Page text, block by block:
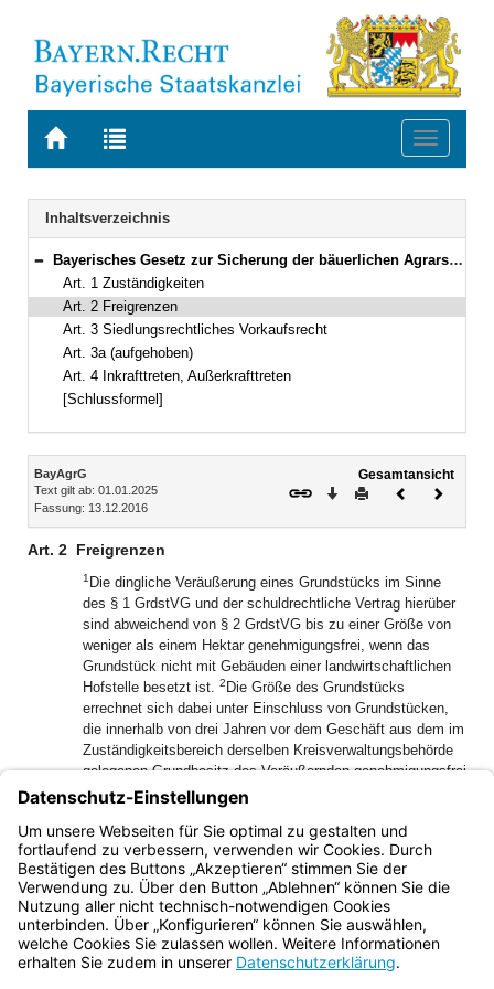
Zur
BAYERN.RECHT
Zur
letzten
Suche
Toggle
Navigation
Inhaltsverzeichnis
Bereich reduzieren
Bayerisches Gesetz zur Sicherung der bäuerlichen Agrarstruktur (Bayerisches Agrarstrukturgesetz – BayAgrG) Vom 13. Dezember 2016 (GVBl. S. 347) BayRS 7810-1-L (Art. 1–4)
Art. 1 Zuständigkeiten
Art. 2 Freigrenzen
Art. 3 Siedlungsrechtliches Vorkaufsrecht
Art. 3a (aufgehoben)
Art. 4 Inkrafttreten, Außerkrafttreten
[Schlussformel]
Inhalt
BayAgrG
Text gilt ab: 01.01.2025
Fassung: 13.12.2016
Gesamtansicht
Download
DruckenVorheriges
Art. 2 Freigrenzen
1 Die dingliche Veräußerung eines Grundstücks im Sinne
des § 1 GrdstVG und der schuldrechtliche Vertrag hierüber
sind abweichend von § 2 GrdstVG bis zu einer Größe von
weniger als einem Hektar genehmigungsfrei, wenn das
Grundstück nicht mit Gebäuden einer landwirtschaftlichen
Hofstelle besetzt ist. 2 Die Größe des Grundstücks
errechnet sich dabei unter Einschluss von Grundstücken,
die innerhalb von drei Jahren vor dem Geschäft aus dem im
Zuständigkeitsbereich derselben Kreisverwaltungsbehörde
gelegenen Grundbesitz des Veräußernden genehmigungsfrei
veräußert wurden. Bei Grundstücken, die eine Gemeinde,
ein Gemeindeverband oder ein kommunaler Zweckverband
erwirbt, beträgt die Freigrenze abweichend von Satz 1 zwei
Hektar.
Bayern.de
BayernPortal